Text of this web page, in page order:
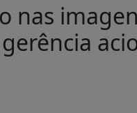
nas